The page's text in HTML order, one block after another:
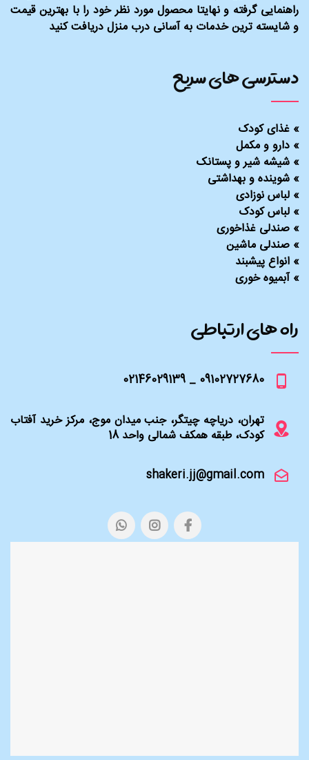
راه های ارتباطی
09102727680 _ 02146029139
تهران، دریاچه چیتگر، جنب میدان موج، مرکز خرید آفتاب
کودک، طبقه همکف شمالی واحد 18
shakeri.jj@gmail.com
دسترسی های سریع
» غذای کودک
» دارو و مکمل
» شیشه شیر و پستانک
» شوینده و بهداشتی
» لباس نوزادی
» لباس کودک
» صندلی غذاخوری
» صندلی ماشین
» انواع پیشبند
»آبمیوه خوری
راهنمایی گرفته و نهایتا محصول مورد نظر خود را با بهترین قیمت
و شایسته ترین خدمات به آسانی درب منزل دریافت کنید